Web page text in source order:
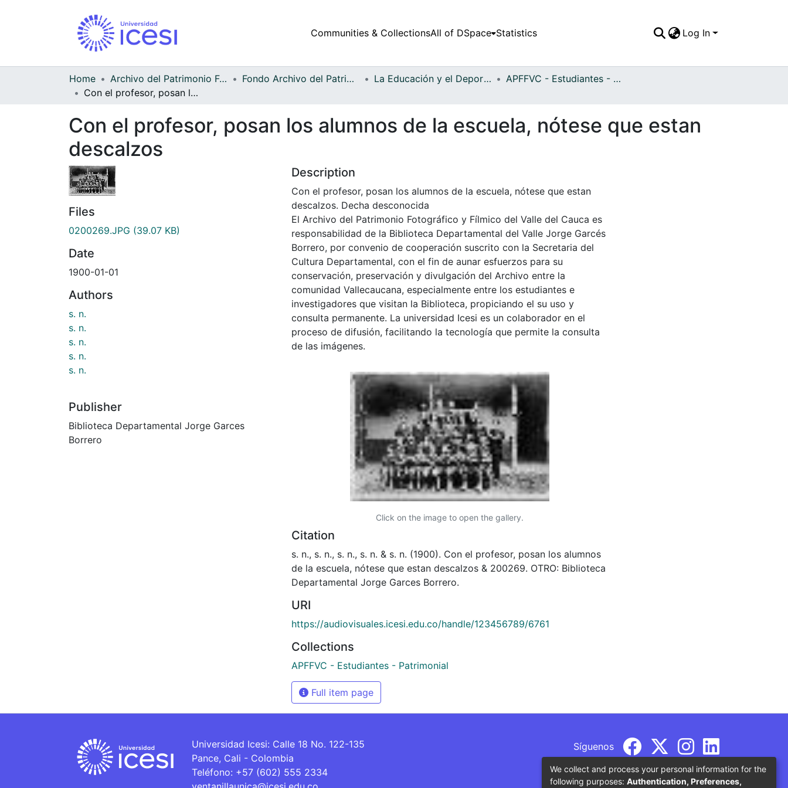
Communities & CollectionsAll of DSpace Statistics Log In
Home Archivo del Patrimonio Fotográfico y Fílmico del Valle del Cauca Fondo Archivo del Patrimonio Fotográfico y Fílmico del Valle del Cauca La Educación y el Deporte
APFFVC - Estudiantes - Patrimonial
Con el profesor, posan los alumnos de la escuela, nótese que estan descalzos
Con el profesor, posan los alumnos de la escuela, nótese que estan
descalzos
Files
0200269.JPG (39.07 KB)
Date
1900-01-01
Authors
s. n.
s. n.
s. n.
s. n.
s. n.
Publisher
Biblioteca Departamental Jorge Garces
Borrero
Description
Con el profesor, posan los alumnos de la escuela, nótese que estan
descalzos. Decha desconocida
El Archivo del Patrimonio Fotográfico y Fílmico del Valle del Cauca es
responsabilidad de la Biblioteca Departamental del Valle Jorge Garcés
Borrero, por convenio de cooperación suscrito con la Secretaria del
Cultura Departamental, con el fin de aunar esfuerzos para su
conservación, preservación y divulgación del Archivo entre la
comunidad Vallecaucana, especialmente entre los estudiantes e
investigadores que visitan la Biblioteca, propiciando el su uso y
consulta permanente. La universidad Icesi es un colaborador en el
proceso de difusión, facilitando la tecnología que permite la consulta
de las imágenes.
Click on the image to open the gallery.
Citation
s. n., s. n., s. n., s. n. & s. n. (1900). Con el profesor, posan los alumnos
de la escuela, nótese que estan descalzos & 200269. OTRO: Biblioteca
Departamental Jorge Garces Borrero.
URI
https://audiovisuales.icesi.edu.co/handle/123456789/6761
Collections
APFFVC - Estudiantes - Patrimonial
Full item page
Universidad Icesi: Calle 18 No. 122-135
Pance, Cali - Colombia
Teléfono: +57 (602) 555 2334
Síguenos
We collect and process your personal information for the
following purposes: Authentication, Preferences,